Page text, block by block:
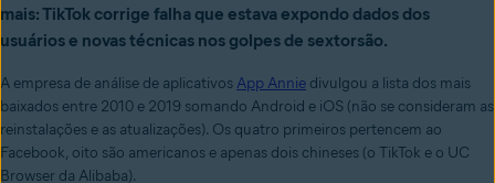
mais: TikTok corrige falha que estava expondo dados dos
usuários e novas técnicas nos golpes de sextorsão.
A empresa de análise de aplicativos App Annie divulgou a lista dos mais
baixados entre 2010 e 2019 somando Android e iOS (não se consideram as
reinstalações e as atualizações). Os quatro primeiros pertencem ao
Facebook, oito são americanos e apenas dois chineses (o TikTok e o UC
Browser da Alibaba).